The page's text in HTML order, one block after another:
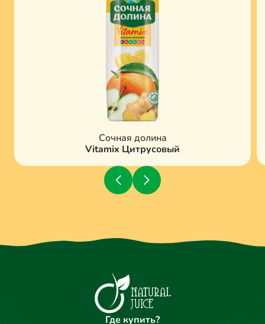
Сочная долина
Vitamix Цитрусовый
Где купить?